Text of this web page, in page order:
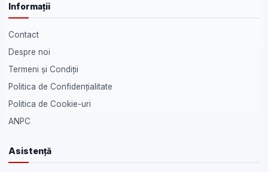
Informații
Contact
Despre noi
Termeni și Condiții
Politica de Confidențialitate
Politica de Cookie-uri
ANPC
Asistență